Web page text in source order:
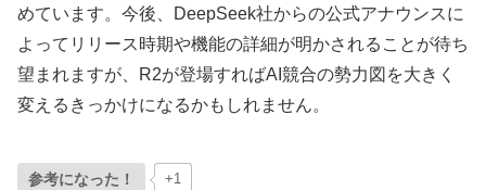
めています。今後、DeepSeek社からの公式アナウンスに
よってリリース時期や機能の詳細が明かされることが待ち
望まれますが、R2が登場すればAI競合の勢力図を大きく
変えるきっかけになるかもしれません。
参考になった！ +1